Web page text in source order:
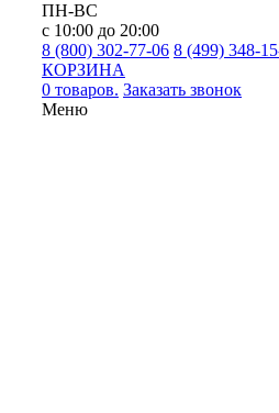
ПН-ВС
с 10:00 до 20:00
8 (800) 302-77-06 8 (499) 348-
КОРЗИНА
0 товаров. Заказать звонок
Меню